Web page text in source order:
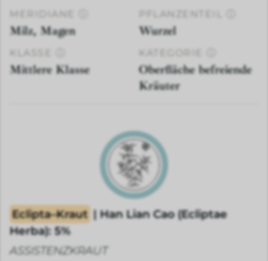
MERIDIANE
Milz, Magen
PFLANZENTEIL
Wurzel
KLASSE
Mittlere Klasse
KATEGORIE
Oberfläche befreiende
Kräuter
Eclipta–Kraut | Han Lian Cao (Ecliptae
Herba): 5%
ASSISTENZKRAUT